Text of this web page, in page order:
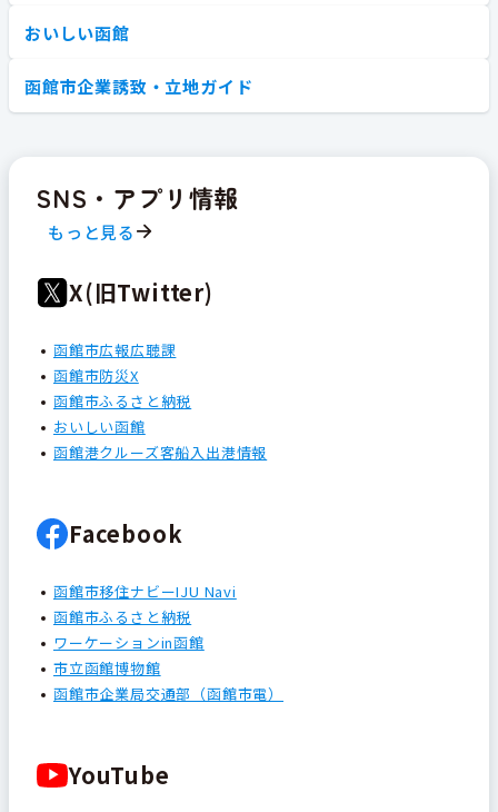
おいしい函館
函館市企業誘致・立地ガイド
SNS・アプリ情報
もっと見る
X(旧Twitter)
函館市広報広聴課
函館市防災X
函館市ふるさと納税
おいしい函館
函館港クルーズ客船入出港情報
Facebook
函館市移住ナビーIJU Navi
函館市ふるさと納税
ワーケーションin函館
市立函館博物館
函館市企業局交通部（函館市電）
YouTube